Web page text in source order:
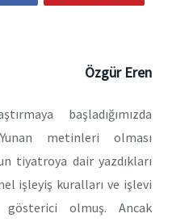
Özgür Eren
başladığımızda
metinleri olması
tiyatroya dair yazdıkları
işleyiş kuralları ve işlevi
gösterici olmuş. Ancak